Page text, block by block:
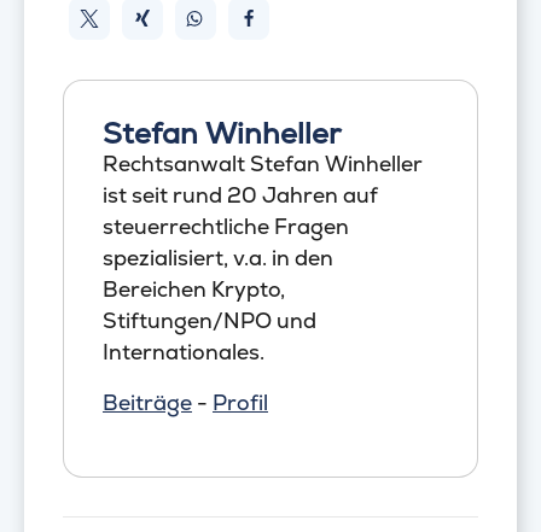
Stefan Winheller
Rechtsanwalt Stefan Winheller
ist seit rund 20 Jahren auf
steuerrechtliche Fragen
spezialisiert, v.a. in den
Bereichen Krypto,
Stiftungen/NPO und
Internationales.
Beiträge - Profil